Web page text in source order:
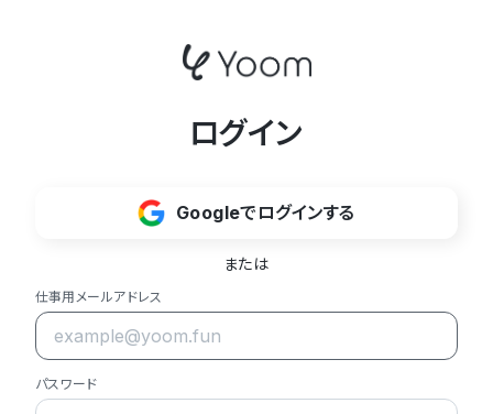
ログイン
Googleでログインする
または
仕事用メールアドレス
パスワード